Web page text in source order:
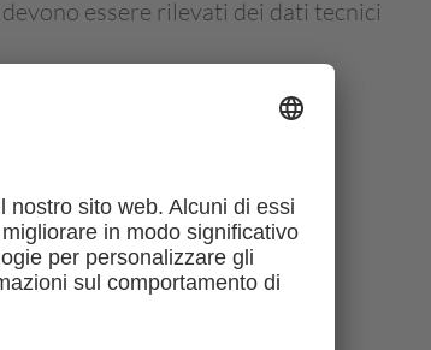
essere rilevati dei dati tecnici
sito web (i cosiddetti referrer)
sito web